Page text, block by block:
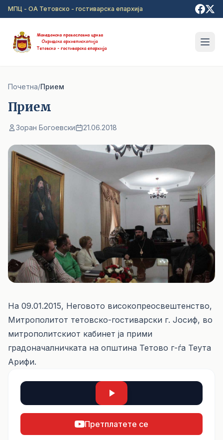
Прејди на главна содржина
МПЦ - ОА Тетовско - гостиварска епархија
Почетна/Прием
Прием
Зоран Богоевски 21.06.2018
На 09.01.2015, Неговото високопреосвештенство,
Митрополитот тетовско-гостиварски г. Јосиф, во
митрополитскиот кабинет ја прими
градоначалничката на општина Тетово г-ѓа Теута
Арифи.
Претплатете се